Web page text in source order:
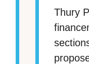
Thury